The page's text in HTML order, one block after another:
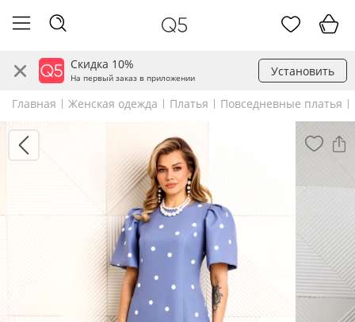
Скидка 10%
На первый заказ в приложении Установить
Главная Женская одежда Платья Повседневные платья